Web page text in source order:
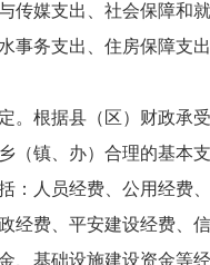
传媒支出、社会保障和
事务支出、住房保障支
。根据县（区）财政承
（镇、办）合理的基本
：人员经费、公用经费
经费、平安建设经费、信
、基础设施建设资金等